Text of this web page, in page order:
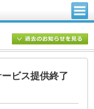
ビス提供終了